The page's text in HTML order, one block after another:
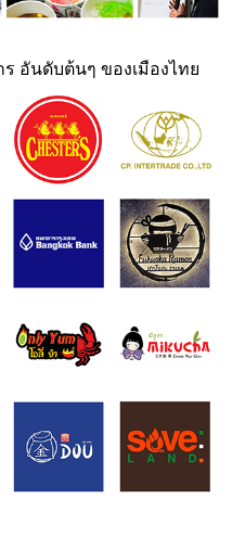
อันดับต้นๆ ของเมืองไทย